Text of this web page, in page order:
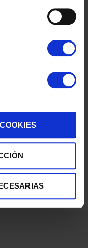
QLED SMARTTV